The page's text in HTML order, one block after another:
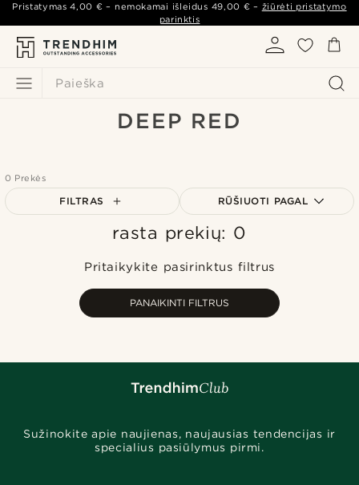
Paieška
Pristatymas4,00 € – nemokamai išleidus 49,00 € – žiūrėti pristatymo
parinktis
DEEP RED
0 Prekės
FILTRAS RŪŠIUOTI PAGAL
Populiariausias
Brangiausia
rasta prekių: 0
Pritaikykite pasirinktus filtrus
PANAIKINTI FILTRUS
Sužinokite apie naujienas, naujausias tendencijas ir
specialius pasiūlymus pirmi.